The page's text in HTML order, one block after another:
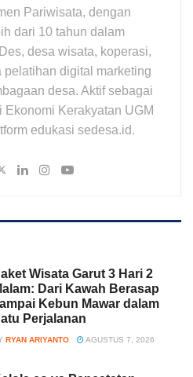
Pariwisata, dengan
dari 10 tahun dalam
desa wisata, koperasi,
pelatihan digital marketing
desa. Aktif sebagai
Kerakyatan UGM
edukasi sedesa.id.
Wisata Garut 3 Hari 2
Dari Kawah Berasap
Kebun Mawar dalam
Perjalanan
RYAN ARIYANTO AGUSTUS 7, 2026